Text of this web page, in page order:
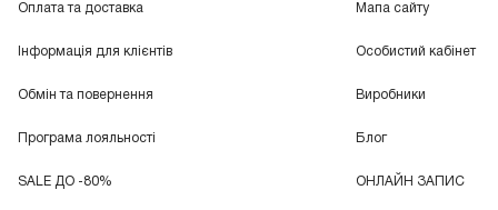
Оплата та доставка
Інформація для клієнтів
Обмін та повернення
Програма лояльності
SALE ДО -80%
Мапа сайту
Особистий кабінет
Виробники
Блог
ОНЛАЙН ЗАПИС